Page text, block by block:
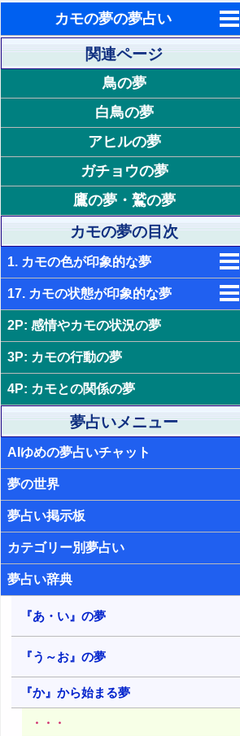
カモの夢の夢占い
東洋・西洋占星術
ホラリー占星術
手相占いで未来診断
タロットカードで無料占い
命名の姓名判断
飛星派風水で住宅開運
男と女の心理学と心理テスト
関連ページ
鳥の夢
白鳥の夢
アヒルの夢
ガチョウの夢
鷹の夢・鷲の夢
カモの夢の目次
1. カモの色が印象的な夢
2. 白いカモの夢 - 清楚・純粋・誠実
3. 黒いカモの夢 - 喪失・孤独・苦悩
4. 赤いカモの夢 - 生命力・興奮・欲
5. 金色のカモの夢 - 高級・存在感・
自信
6. 銀色のカモの夢 - 改革・財産・魅
力
7. 黄色のカモの夢 - 知性・感性・言
語
和
9. 緑のカモの夢 - 安心・安定・共存
静
優しさ
12. 紫のカモの夢 - 高貴・神秘・知
17. カモの状態が印象的な夢
18. 大きなカモの夢 - 長所や欠点の
19. 貧弱なカモの夢 - 運気の低迷
20. 怪我したカモの夢・病気のカモ
の夢 - 失敗や窮地
21. 飛べないカモの夢 - 心身のバラ
ンス崩壊
22. 楽しそうなカモの夢 - 運気上昇
23. 寂しそうなカモの夢 - 孤立
24. 怖そうなカモの夢 - 恐れや警戒
25. カモの死骸の夢 - 自立や願望
26. 知恵のあるカモの夢・話すカモ
の夢 - 代弁
27. かわいいカモの夢 - 幸せな未来
28. 従順なカモの夢 - 服従と願望
願望
2P: 感情やカモの状況の夢
3P: カモの行動の夢
4P: カモとの関係の夢
夢占いメニュー
AIゆめの夢占いチャット
夢の世界
夢占い掲示板
カテゴリー別夢占い
夢占い辞典
『あ・い』の夢
『う～お』の夢
『か』から始まる夢
・・・